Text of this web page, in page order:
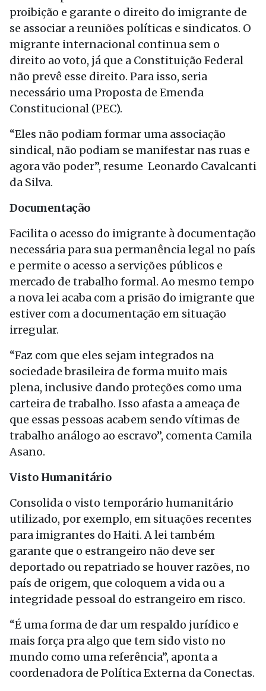
proibição e garante o direito do imigrante de
se associar a reuniões políticas e sindicatos. O
migrante internacional continua sem o
direito ao voto, já que a Constituição Federal
não prevê esse direito. Para isso, seria
necessário uma Proposta de Emenda
Constitucional (PEC).
“Eles não podiam formar uma associação
sindical, não podiam se manifestar nas ruas e
agora vão poder”, resume Leonardo Cavalcanti
da Silva.
Documentação
Facilita o acesso do imigrante à documentação
necessária para sua permanência legal no país
e permite o acesso a servições públicos e
mercado de trabalho formal. Ao mesmo tempo
a nova lei acaba com a prisão do imigrante que
estiver com a documentação em situação
irregular.
“Faz com que eles sejam integrados na
sociedade brasileira de forma muito mais
plena, inclusive dando proteções como uma
carteira de trabalho. Isso afasta a ameaça de
que essas pessoas acabem sendo vítimas de
trabalho análogo ao escravo”, comenta Camila
Asano.
Visto Humanitário
Consolida o visto temporário humanitário
utilizado, por exemplo, em situações recentes
para imigrantes do Haiti. A lei também
garante que o estrangeiro não deve ser
deportado ou repatriado se houver razões, no
país de origem, que coloquem a vida ou a
integridade pessoal do estrangeiro em risco.
“É uma forma de dar um respaldo jurídico e
mais força pra algo que tem sido visto no
mundo como uma referência”, aponta a
coordenadora de Política Externa da Conectas.